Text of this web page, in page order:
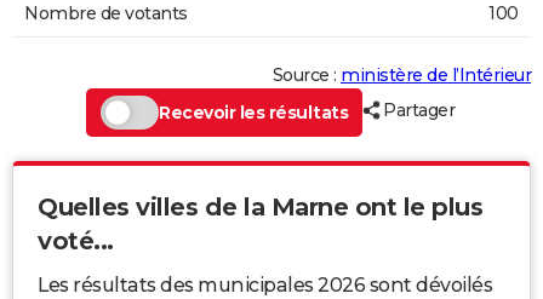
Nombre de votants 100
Source : ministère de l’Intérieur
Recevoir les résultats
Partager
Quelles villes de la Marne ont le plus
voté...
Les résultats des municipales 2026 sont dévoilés